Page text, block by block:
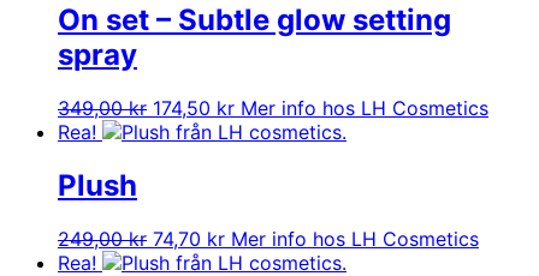
On set – Subtle glow setting
spray
349,00kr Det
ursprungliga
174,50 krDet
nuvarande
Mer info hos LH Cosmetics
Rea!
Plush
249,00kr Det
ursprungliga
74,70 krDet
nuvarande
Mer info hos LH Cosmetics
Rea!